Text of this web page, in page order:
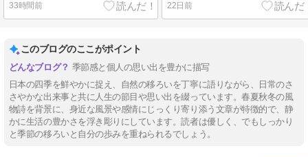
33時間前 22日前
このブログのここがポイント
季節感と個人の思い出を豊かに描写
日本の四季を鮮やかに捉え、自然の移ろいを丁寧に語りながら、日常のさ
さやかな出来事と共に人生の節目や思い出を綴っています。春夏秋冬の風
物詩を背景に、身近な風景や感情にじっくり寄り添う文章が特徴的で、静
かに生活の豊かさを浮き彫りにしています。読者は優しく、でもしっかり
と季節の移ろいと自分の歩みを重ねられるでしょう。